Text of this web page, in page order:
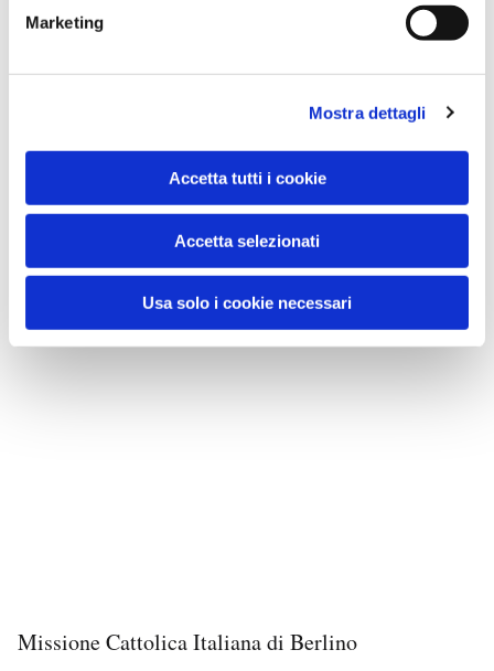
Marketing
Mostra dettagli
Accetta tutti i cookie
Accetta selezionati
Usa solo i cookie necessari
Missione Cattolica Italiana di Berlino